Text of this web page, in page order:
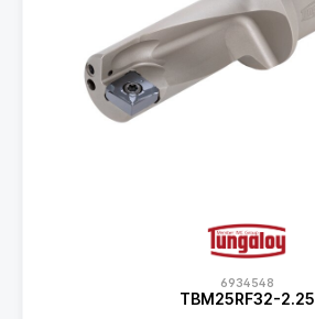
6934548
TBM25RF32-2.25